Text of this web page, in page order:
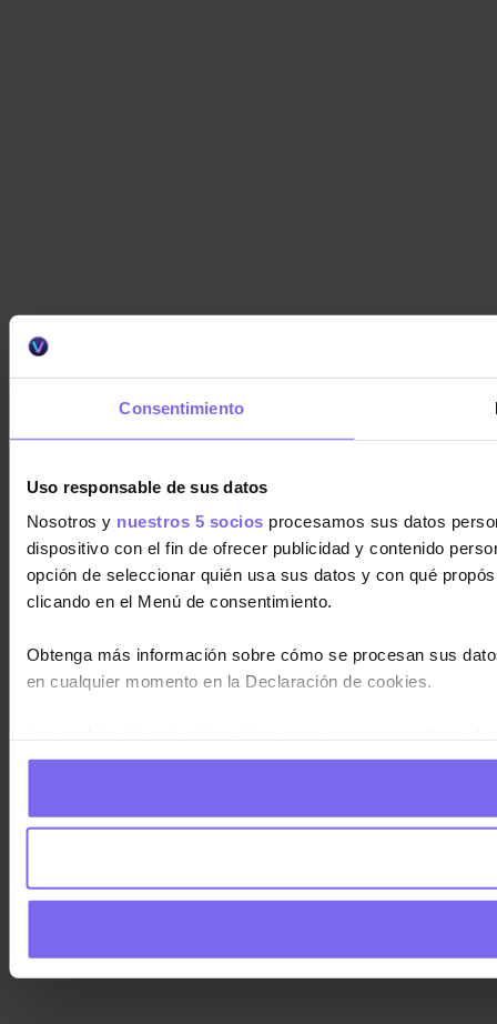
Consentimiento
Uso responsable de sus datos
Nosotros y nuestros 5 socios procesamos sus datos
dispositivo con el fin de ofrecer publicidad y contenido
opción de seleccionar quién usa sus datos y con qué
clicando en el Menú de consentimiento.
Obtenga más información sobre cómo se procesan sus
en cualquier momento en la Declaración de cookies.
información sobre el uso que haga del sitio web con